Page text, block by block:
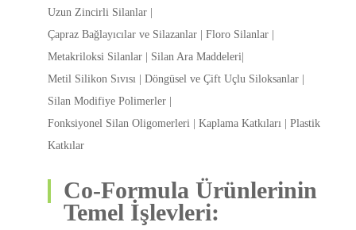
Uzun Zincirli Silanlar |
Çapraz Bağlayıcılar ve Silazanlar | Floro Silanlar |
Metakriloksi Silanlar | Silan Ara Maddeleri|
Metil Silikon Sıvısı | Döngüsel ve Çift Uçlu Siloksanlar |
Silan Modifiye Polimerler |
Fonksiyonel Silan Oligomerleri | Kaplama Katkıları | Plastik
Katkılar
Co-Formula Ürünlerinin
Temel İşlevleri: